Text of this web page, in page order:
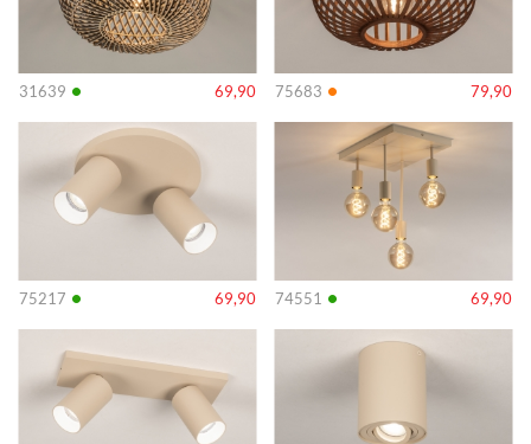
31639 • 69,90 75683 • 79,90
75217 • 69,90
Info
74551 • 69,90
Info
Info Info